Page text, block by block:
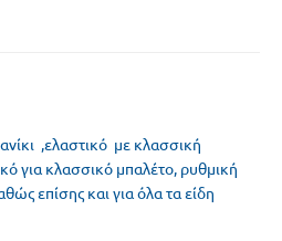
,ελαστικό με κλασσική
για κλασσικό μπαλέτο, ρυθμική
επίσης και για όλα τα είδη